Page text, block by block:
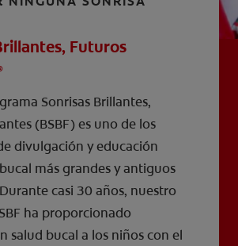
Futuros
Sonrisas Brillantes,
(BSBF) es uno de los
divulgación y educación
más grandes y antiguos
casi 30 años, nuestro
ha proporcionado
salud bucal a los niños con el